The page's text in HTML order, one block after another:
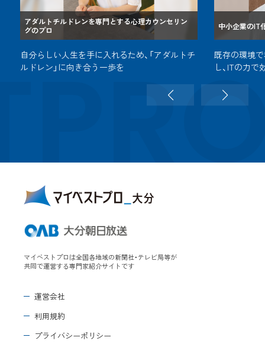
アダルトチルドレンを専門とする心理カウンセリン
グのプロ
自分らしい人生を手に入れるため、「アダルトチ
ルドレン」に向き合う一歩を
中小企業のIT
既存の環境
し、ITの力
マイベストプロは全国各地域の新聞社・テレビ局等が
共同で運営する専門家紹介サイトです
運営会社
利用規約
プライバシーポリシー